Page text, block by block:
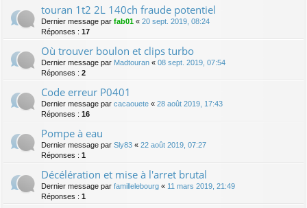
touran 1t2 2L 140ch fraude potentiel
Dernier message par fab01 « 20 sept. 2019, 08:24
Réponses : 17
Où trouver boulon et clips turbo
Dernier message par Madtouran « 08 sept. 2019, 07:54
Réponses : 2
Code erreur P0401
Dernier message par cacaouete « 28 août 2019, 17:43
Réponses : 16
Pompe à eau
Dernier message par Sly83 « 22 août 2019, 07:27
Réponses : 1
Décélération et mise à l'arret brutal
Dernier message par famillelebourg « 11 mars 2019, 21:49
Réponses : 1